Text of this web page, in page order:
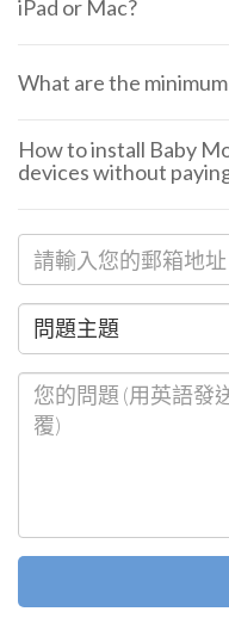
iPad or Mac?
What are the
How to install Baby
devices without
請
輸
入
您
的
郵
址
問
題
主
題
您
的
(用